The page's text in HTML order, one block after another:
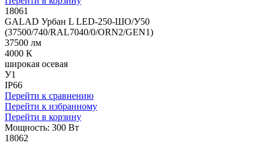
18061
GALAD Урбан L LED-250-ШО/У50
(37500/740/RAL7040/0/ORN2/GEN1)
37500 лм
4000 К
широкая осевая
У1
IP66
Перейти к сравнению
Перейти к избранному
Перейти в корзину
Мощность: 300 Вт
18062